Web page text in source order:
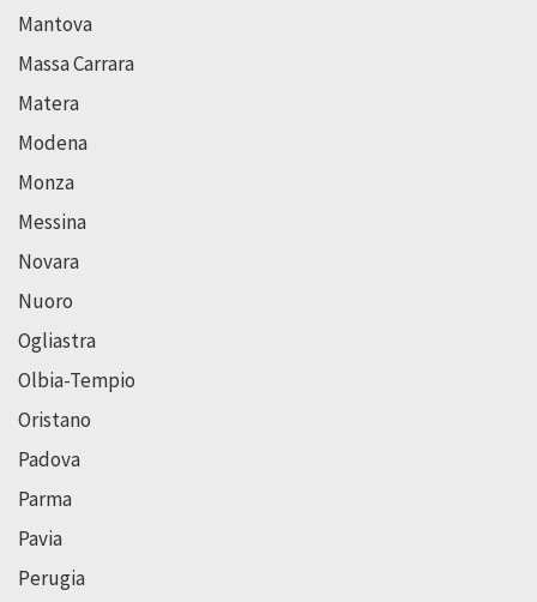
Mantova
Massa Carrara
Matera
Modena
Monza
Messina
Novara
Nuoro
Ogliastra
Olbia-Tempio
Oristano
Padova
Parma
Pavia
Perugia